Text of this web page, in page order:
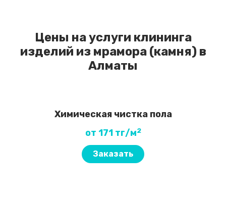
Цены на услуги клининга
изделий из мрамора (камня) в
Алматы
Химическая чистка пола
от 171 тг/м2
Заказать